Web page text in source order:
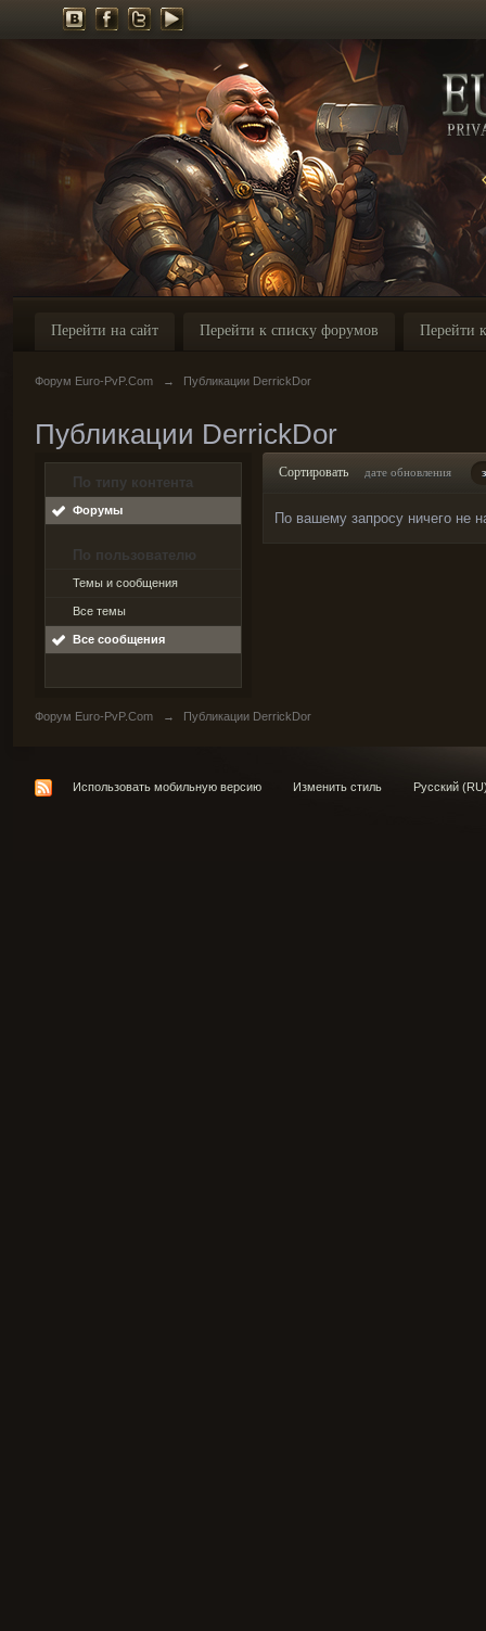
Перейти на сайт Перейти к списку форумов Перейти
Форум Euro-PvP.Com → Публикации DerrickDor
Публикации DerrickDor
По типу контента
Форумы
По пользователю
Темы и сообщения
Все темы
Все сообщения
Сортировать дате обновления
По вашему запросу ничего не
Форум Euro-PvP.Com → Публикации DerrickDor
Использовать мобильную версию Изменить стиль Русский